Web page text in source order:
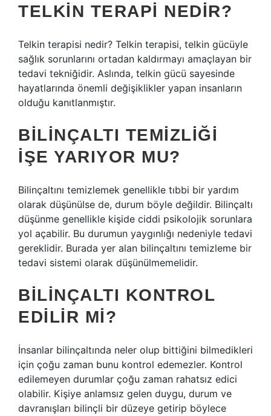
TELKIN TERAPI NEDIR?
Telkin terapisi nedir? Telkin terapisi, telkin gücüyle
sağlık sorunlarını ortadan kaldırmayı amaçlayan bir
tedavi tekniğidir. Aslında, telkin gücü sayesinde
hayatlarında önemli değişiklikler yapan insanların
olduğu kanıtlanmıştır.
BILINÇALTI TEMIZLIĞI
IŞE YARIYOR MU?
Bilinçaltını temizlemek genellikle tıbbi bir yardım
olarak düşünülse de, durum böyle değildir. Bilinçaltı
düşünme genellikle kişide ciddi psikolojik sorunlara
yol açabilir. Bu durumun yaygınlığı nedeniyle tedavi
gereklidir. Burada yer alan bilinçaltını temizleme bir
tedavi sistemi olarak düşünülmemelidir.
BILINÇALTI KONTROL
EDILIR MI?
İnsanlar bilinçaltında neler olup bittiğini bilmedikleri
için çoğu zaman bunu kontrol edemezler. Kontrol
edilemeyen durumlar çoğu zaman rahatsız edici
olabilir. Kişiye anlamsız gelen duygu, durum ve
davranışları bilinçli bir düzeye getirip böylece